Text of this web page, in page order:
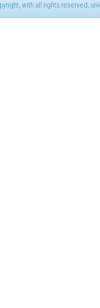
with all rights reserved,